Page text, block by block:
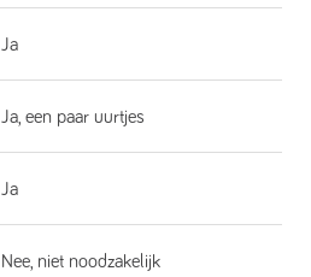
Ja
Ja, een paar uurtjes
Ja
Nee, niet noodzakelijk